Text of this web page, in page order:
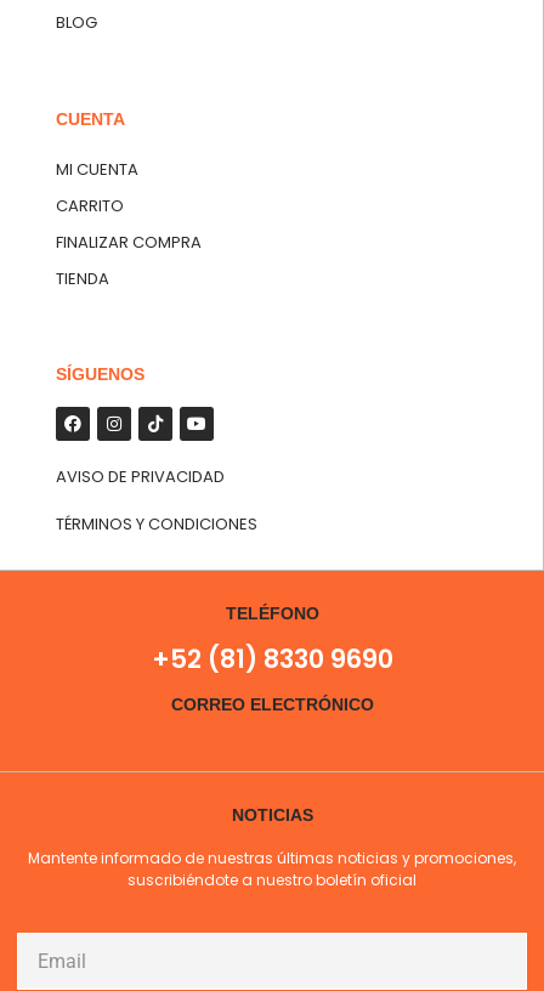
BLOG
CUENTA
MI CUENTA
CARRITO
FINALIZAR COMPRA
TIENDA
SÍGUENOS
AVISO DE PRIVACIDAD
TÉRMINOS Y CONDICIONES
TELÉFONO
+52 (81) 8330 9690
CORREO ELECTRÓNICO
NOTICIAS
Mantente informado de nuestras últimas noticias y promociones,
suscribiéndote a nuestro boletín oficial